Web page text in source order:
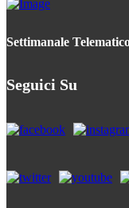
Settimanale
Seguici Su